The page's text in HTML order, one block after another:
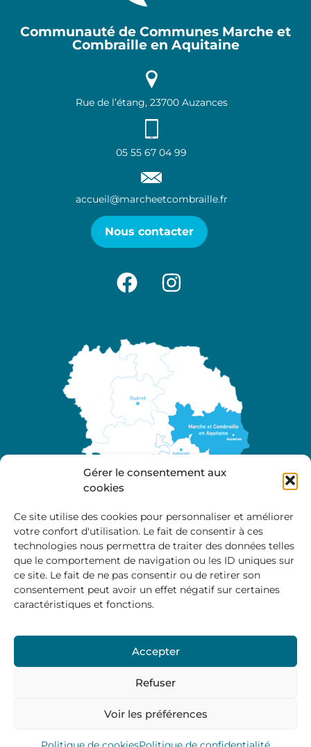
Gérer le consentement aux
cookies
Ce site utilise des cookies pour personnaliser et améliorer
votre confort d'utilisation. Le fait de consentir à ces
technologies nous permettra de traiter des données telles
que le comportement de navigation ou les ID uniques sur
ce site. Le fait de ne pas consentir ou de retirer son
consentement peut avoir un effet négatif sur certaines
caractéristiques et fonctions.
Accepter
Refuser
Voir les préférences
Communauté de Communes Marche et
Combraille en Aquitaine
Rue de l’étang, 23700 Auzances
05 55 67 04 99
accueil@marcheetcombraille.fr
Nous contacter
A propos
Site officiel de la Communauté de Communes
Marche et Combraille en Aquitaine
Horaires d’ouverture :
9:00 – 12:00 / 14:00 – 17:00
Vendredi: 9:00 – 12:00
Mentions Légales–Politique des cookies
Marche et Combraille